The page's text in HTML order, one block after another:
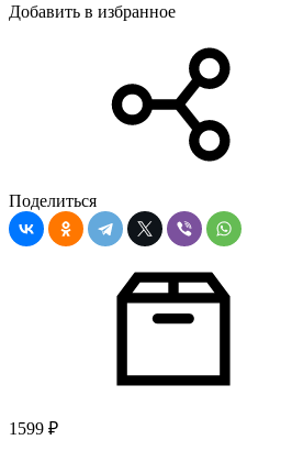
Добавить в избранное
Поделиться
1599 ₽